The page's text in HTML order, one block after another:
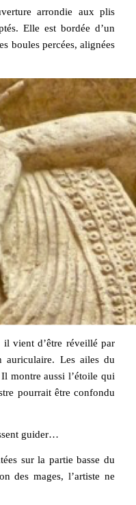
arrondie aux plis
Elle est bordée d’un
boules percées, alignées
vient d’être réveillé par
auriculaire. Les ailes du
montre aussi l’étoile qui
pourrait être confondu
guider…
sur la partie basse du
des mages, l’artiste ne